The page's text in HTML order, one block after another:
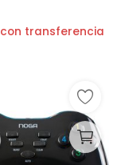
con transferencia